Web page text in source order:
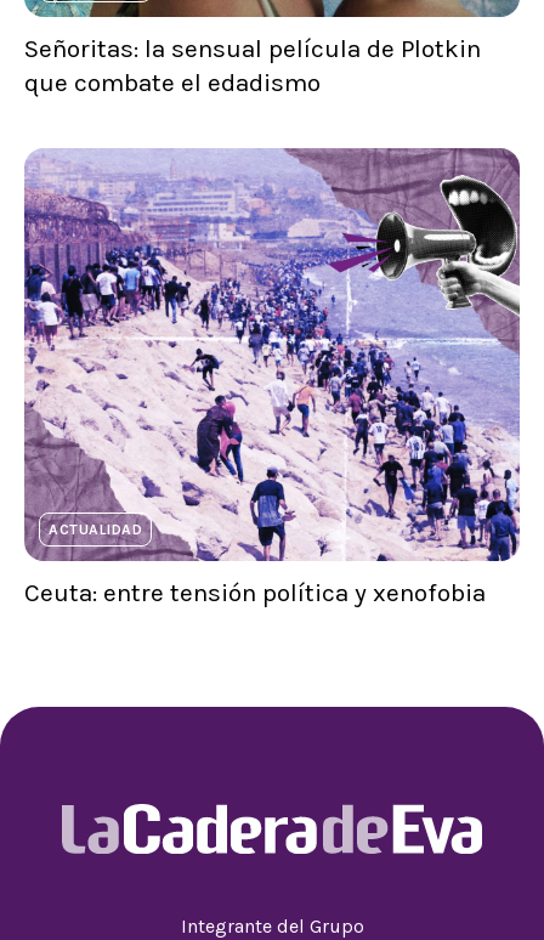
Señoritas: la sensual película de Plotkin
que combate el edadismo
ACTUALIDAD
Ceuta: entre tensión política y xenofobia
Integrante del Grupo